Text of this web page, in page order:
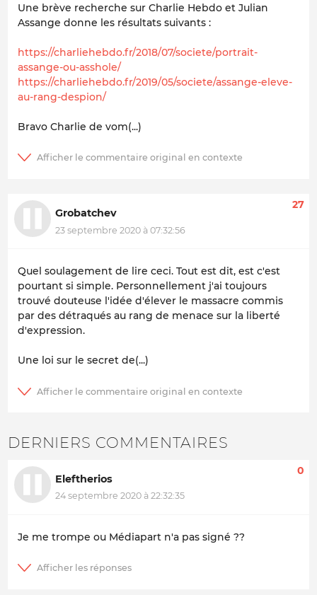
Une brève recherche sur Charlie Hebdo et Julian
Assange donne les résultats suivants :
https://charliehebdo.fr/2018/07/societe/portrait-
assange-ou-asshole/
https://charliehebdo.fr/2019/05/societe/assange-eleve-
au-rang-despion/
Bravo Charlie de vom(...)
Grobatchev
23 septembre 2020 à 07:32:56
27
Quel soulagement de lire ceci. Tout est dit, est c'est
pourtant si simple. Personnellement j'ai toujours
trouvé douteuse l'idée d'élever le massacre commis
par des détraqués au rang de menace sur la liberté
d'expression.
Une loi sur le secret de(...)
DERNIERS COMMENTAIRES
Eleftherios
24 septembre 2020 à 22:32:35
0
Je me trompe ou Médiapart n'a pas signé ??